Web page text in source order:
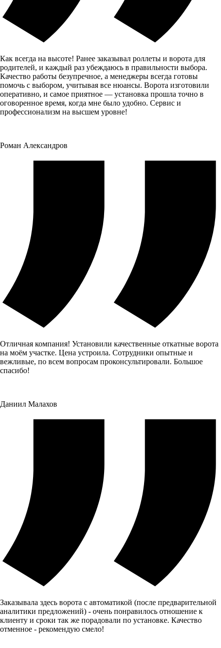
Как всегда на высоте! Ранее заказывал роллеты и ворота для
родителей, и каждый раз убеждаюсь в правильности выбора.
Качество работы безупречное, а менеджеры всегда готовы
помочь с выбором, учитывая все нюансы. Ворота изготовили
оперативно, и самое приятное — установка прошла точно в
оговоренное время, когда мне было удобно. Сервис и
профессионализм на высшем уровне!
Роман Александров
Отличная компания! Установили качественные откатные ворота
на моём участке. Цена устроила. Сотрудники опытные и
вежливые, по всем вопросам проконсультировали. Большое
спасибо!
Даниил Малахов
Заказывала здесь ворота с автоматикой (после предварительной
аналитики предложений) - очень понравилось отношение к
клиенту и сроки так же порадовали по установке. Качество
отменное - рекомендую смело!